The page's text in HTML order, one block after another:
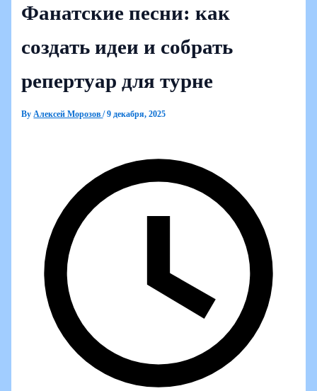
Фанатские песни: как
создать идеи и собрать
репертуар для турне
ByАлексей Морозов/9 декабря, 2025